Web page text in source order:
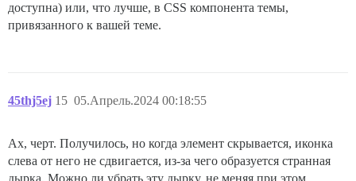
доступна) или, что лучше, в CSS компонента темы,
привязанного к вашей теме.
45thj5ej 05.Апрель.2024 00:18:55
15
Ах, черт. Получилось, но когда элемент скрывается, иконка
слева от него не сдвигается, из-за чего образуется странная
дырка. Можно ли убрать эту дырку, не меняя при этом